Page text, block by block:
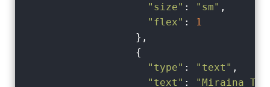
"size" : "sm" ,
"flex" :
1
                  },
                  {
"type" : "text" ,
"text" : "Miraina